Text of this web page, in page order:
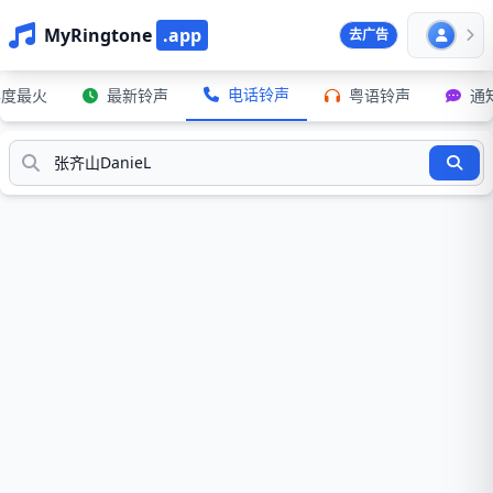
MyRingtone .app 去广告
最火 最新铃声 电话铃声 粤语铃声 通